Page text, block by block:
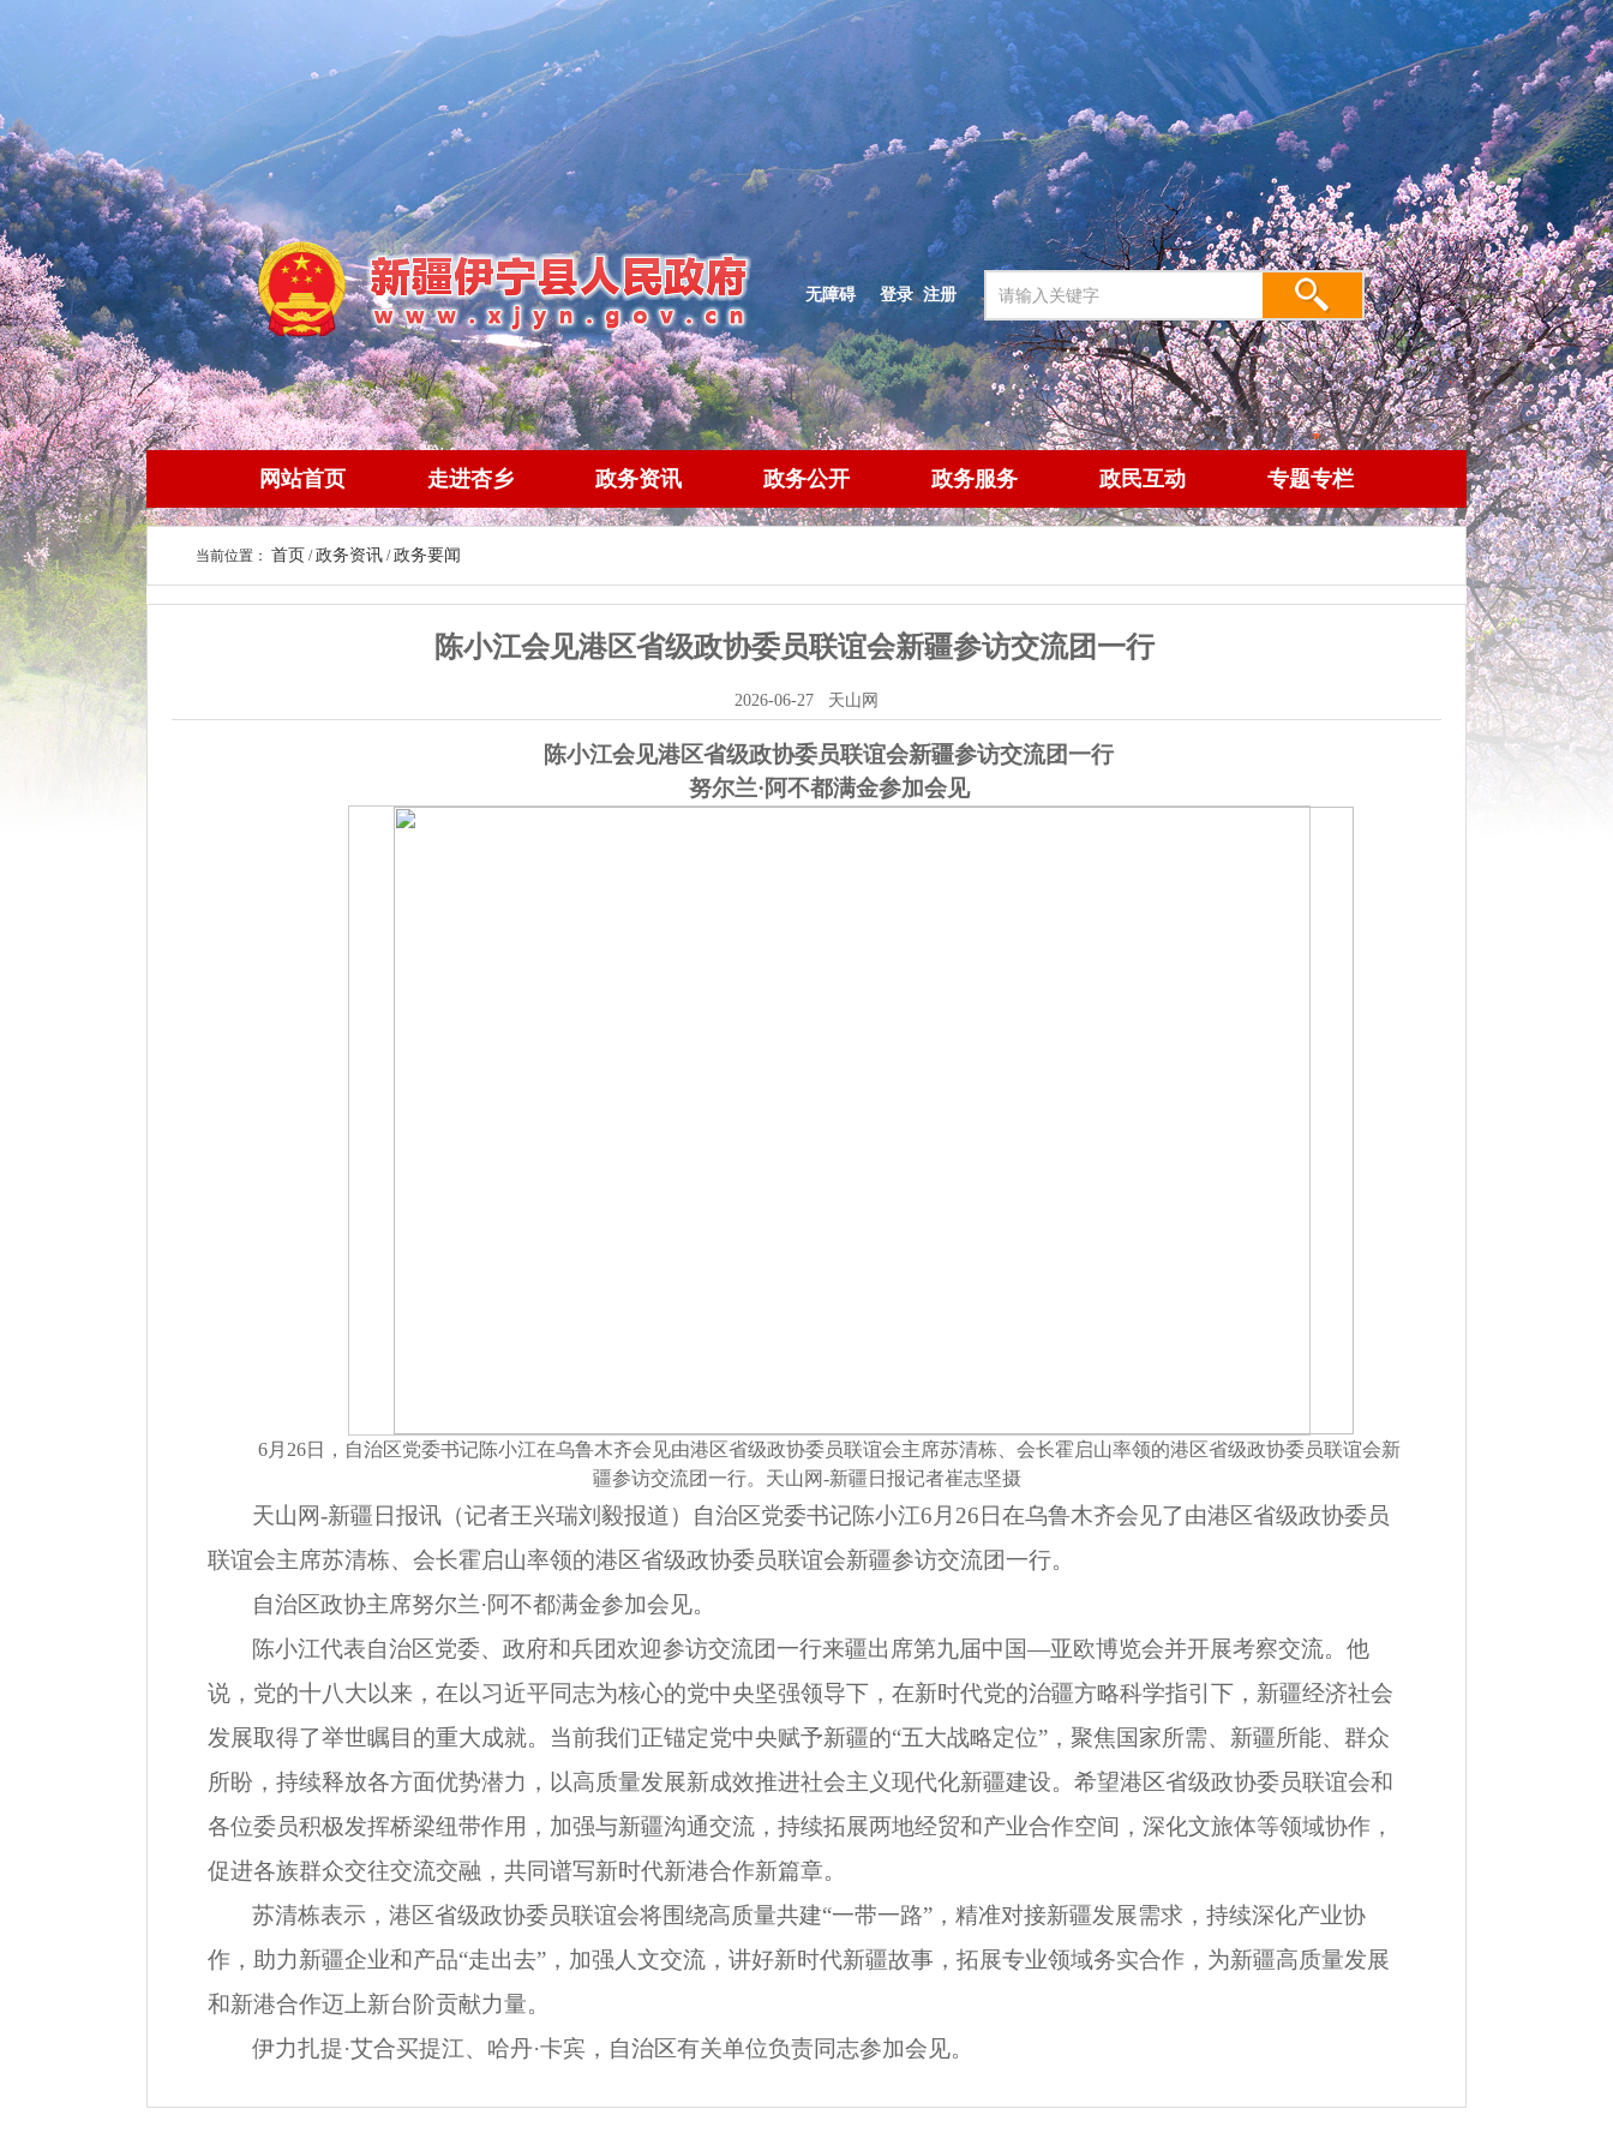
登录|注册
无障碍
网站首页 走进杏乡 政务资讯 政务公开 政务服务 政民互动 专题专栏
当前位置： 首页 /政务资讯 /政务要闻
陈小江会见港区省级政协委员联谊会新疆参访交流团一行
2026-06-27 天山网
陈小江会见港区省级政协委员联谊会新疆参访交流团一行
努尔兰·阿不都满金参加会见
6月26日，自治区党委书记陈小江在乌鲁木齐会见由港区省级政协委员联谊会主席苏清栋、会长霍启山率领的港区省级政协委员联谊会新
疆参访交流团一行。天山网-新疆日报记者崔志坚摄
天山网-新疆日报讯（记者王兴瑞刘毅报道）自治区党委书记陈小江6月26日在乌鲁木齐会见了由港区省级政协委员
联谊会主席苏清栋、会长霍启山率领的港区省级政协委员联谊会新疆参访交流团一行。
自治区政协主席努尔兰·阿不都满金参加会见。
陈小江代表自治区党委、政府和兵团欢迎参访交流团一行来疆出席第九届中国—亚欧博览会并开展考察交流。他
说，党的十八大以来，在以习近平同志为核心的党中央坚强领导下，在新时代党的治疆方略科学指引下，新疆经济社会
发展取得了举世瞩目的重大成就。当前我们正锚定党中央赋予新疆的“五大战略定位”，聚焦国家所需、新疆所能、群众
所盼，持续释放各方面优势潜力，以高质量发展新成效推进社会主义现代化新疆建设。希望港区省级政协委员联谊会和
各位委员积极发挥桥梁纽带作用，加强与新疆沟通交流，持续拓展两地经贸和产业合作空间，深化文旅体等领域协作，
促进各族群众交往交流交融，共同谱写新时代新港合作新篇章。
苏清栋表示，港区省级政协委员联谊会将围绕高质量共建“一带一路”，精准对接新疆发展需求，持续深化产业协
作，助力新疆企业和产品“走出去”，加强人文交流，讲好新时代新疆故事，拓展专业领域务实合作，为新疆高质量发展
和新港合作迈上新台阶贡献力量。
伊力扎提·艾合买提江、哈丹·卡宾，自治区有关单位负责同志参加会见。